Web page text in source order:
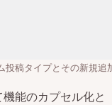
投稿タイプとその新規追
能のカプセル化と